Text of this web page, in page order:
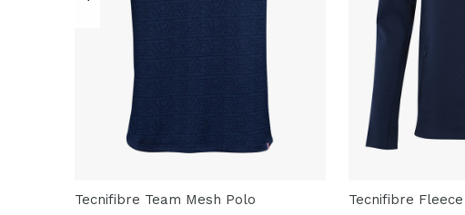
Tecnifibre Team Mesh Polo Tecnifibre